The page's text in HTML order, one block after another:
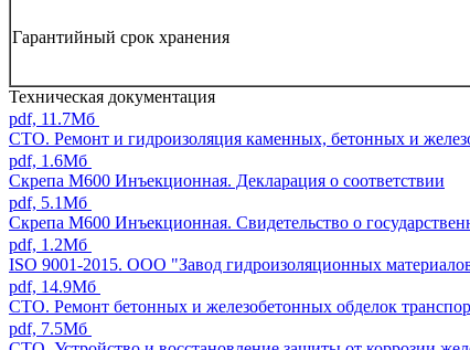
Гарантийный срок хранения
Техническая документация
pdf, 11.7Мб
СТО. Ремонт и гидроизоляция каменных, бетонных и
pdf, 1.6Мб
Скрепа М600 Инъекционная. Декларация о соответствии
pdf, 5.1Мб
Скрепа М600 Инъекционная. Свидетельство о
pdf, 1.2Мб
ISO 9001-2015. ООО "Завод гидроизоляционных
pdf, 14.9Мб
СТО. Ремонт бетонных и железобетонных обделок
pdf, 7.5Мб